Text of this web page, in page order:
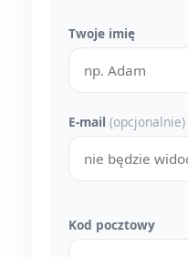
Twoje imię
E-mail (opcjonalnie)
Kod pocztowy